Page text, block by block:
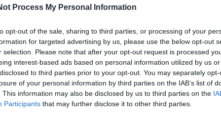
Process My Personal Information
opt-out of the sale, sharing to third parties, or processing of your
for targeted advertising by us, please use the below opt-out
selection. Please note that after your opt-out request is processed
interest-based ads based on personal information utilized by us
to third parties prior to your opt-out. You may separately
of your personal information by third parties on the IAB’s list of
This information may also be disclosed by us to third parties on the
Participants that may further disclose it to other third parties.
nes supriešinimo darbotvarkė reikalauja „griežtos
kol griežtoji ranka neatsigręžia prieš juos pačius”, –
Lietuvos laisvosios rinkos instituto (LLRI)
jos teigimu, laukia ekonomikos. „Tyrimai rodo, kad